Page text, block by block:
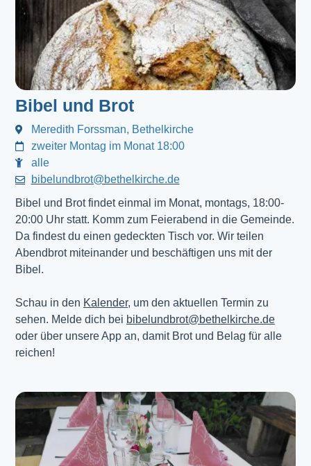
Bibel und Brot
Meredith Forssman, Bethelkirche
zweiter Montag im Monat 18:00
alle
bibelundbrot@bethelkirche.de
Bibel und Brot findet einmal im Monat, montags, 18:00-
20:00 Uhr statt. Komm zum Feierabend in die Gemeinde.
Da findest du einen gedeckten Tisch vor. Wir teilen
Abendbrot miteinander und beschäftigen uns mit der
Bibel.
Schau in den Kalender, um den aktuellen Termin zu
sehen. Melde dich bei bibelundbrot@bethelkirche.de
oder über unsere App an, damit Brot und Belag für alle
reichen!